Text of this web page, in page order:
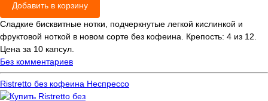
Добавить в корзину
Сладкие бисквитные нотки, подчеркнутые легкой кислинкой и
фруктовой ноткой в новом сорте без кофеина. Крепость: 4 из 12.
Цена за 10 капсул.
Без комментариев
Ristretto без кофеина Неспрессо